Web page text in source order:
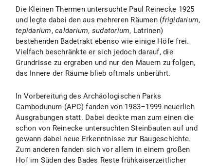
Die Kleinen Thermen untersuchte Paul Reinecke 1925
und legte dabei den aus mehreren Räumen (frigidarium,
tepidarium, caldarium, sudatorium, Latrinen)
bestehenden Badetrakt ebenso wie einige Höfe frei.
Vielfach beschränkte er sich jedoch darauf, die
Grundrisse zu ergraben und nur den Mauern zu folgen,
das Innere der Räume blieb oftmals unberührt.
In Vorbereitung des Archäologischen Parks
Cambodunum (APC) fanden von 1983–1999 neuerlich
Ausgrabungen statt. Dabei deckte man zum einen die
schon von Reinecke untersuchten Steinbauten auf und
gewann dabei neue Erkenntnisse zur Baugeschichte.
Zum anderen fanden sich vor allem in einem großen
Hof im Süden des Bades Reste frühkaiserzeitlicher